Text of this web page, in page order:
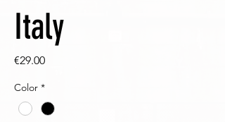
Italy
€29.00Price
Color *